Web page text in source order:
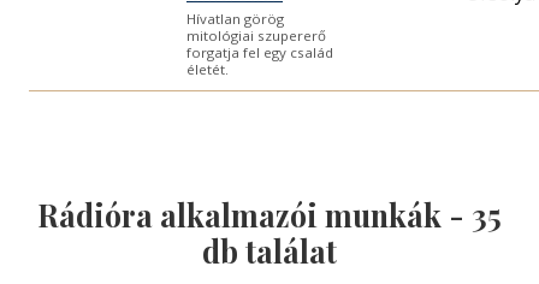
Hívatlan görög
mitológiai szupererő
forgatja fel egy család
életét.
Rádióra alkalmazói munkák - 35
db találat